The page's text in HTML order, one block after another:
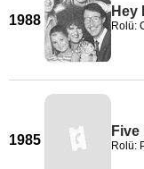
1988
Hey
Rolü:
1985
Five
Rolü: